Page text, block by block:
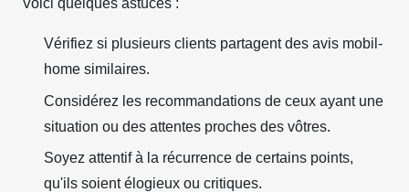
Voici quelques astuces :
Vérifiez si plusieurs clients partagent des avis mobil-
home similaires.
Considérez les recommandations de ceux ayant une
situation ou des attentes proches des vôtres.
Soyez attentif à la récurrence de certains points,
qu'ils soient élogieux ou critiques.